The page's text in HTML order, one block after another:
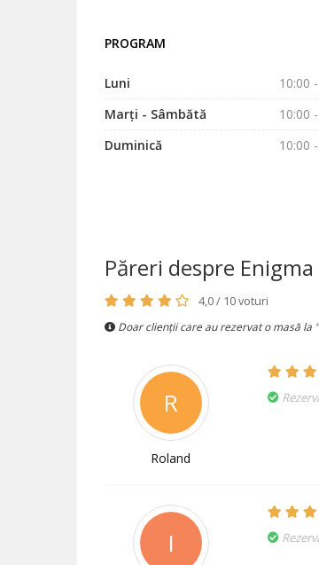
PROGRAM
Luni
10:00
Marți - Sâmbătă
10:00
Duminică
10:00
Păreri despre
4,0 / 10 voturi
Doar clienții care au rezervat o masă la
R
Roland
I